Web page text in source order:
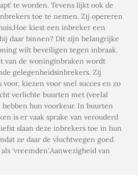
te worden. Tevens lijkt ook de
toe te nemen. Zij opereren
kiest een inbreker een
daar binnen? Dit zijn belangrijke
wilt beveiligen tegen inbraak.
van de woninginbraken wordt
gelegenheidsinbrekers. Zij
kiezen voor snel succes en zo
verlichte buurten met (veelal
hun voorkeur. In buurten
is er vaak sprake van verouderd
slaan deze inbrekers toe in hun
ze daar de vluchtwegen goed
‘vreemden’.Aanwezigheid van